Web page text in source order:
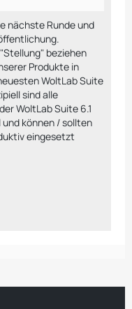
nächste Runde und
beziehen
Produkte in
WoltLab Suite
sind alle
WoltLab Suite 6.1
können / sollten
eingesetzt